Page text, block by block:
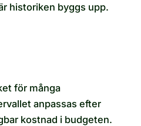
historiken byggs upp.
för många
anpassas efter
kostnad i budgeten.